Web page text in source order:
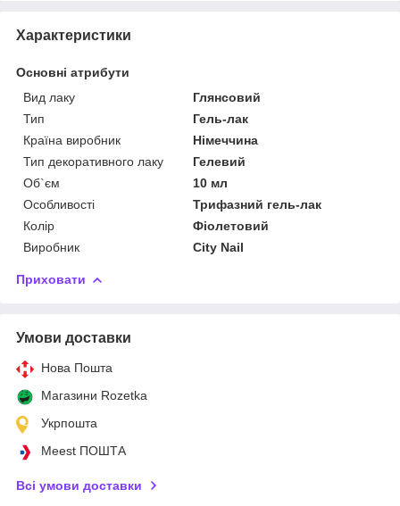
Характеристики
Основні атрибути
Вид лаку
Глянсовий
Тип
Гель-лак
Країна виробник
Німеччина
Тип декоративного лаку
Гелевий
Об`єм
10 мл
Особливості
Трифазний гель-лак
Колір
Фіолетовий
Виробник
City Nail
Приховати
Умови доставки
Нова Пошта
Магазини Rozetka
Укрпошта
Meest ПОШТА
Всі умови доставки